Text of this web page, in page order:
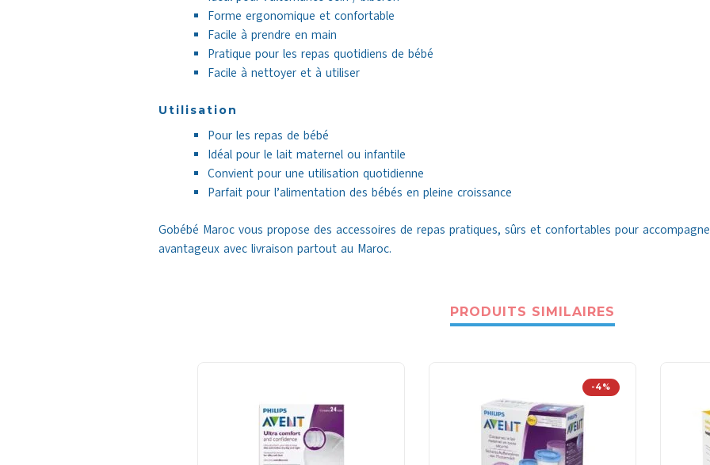
Forme ergonomique et confortable
Facile à prendre en main
Pratique pour les repas quotidiens de bébé
Facile à nettoyer et à utiliser
Utilisation
Pour les repas de bébé
Idéal pour le lait maternel ou infantile
Convient pour une utilisation quotidienne
Parfait pour l’alimentation des bébés en pleine croissance
Gobébé Maroc vous propose des accessoires de repas pratiques, sûrs et confortables pour
avantageux avec livraison partout au Maroc.
PRODUITS SIMILAIRES
-4%